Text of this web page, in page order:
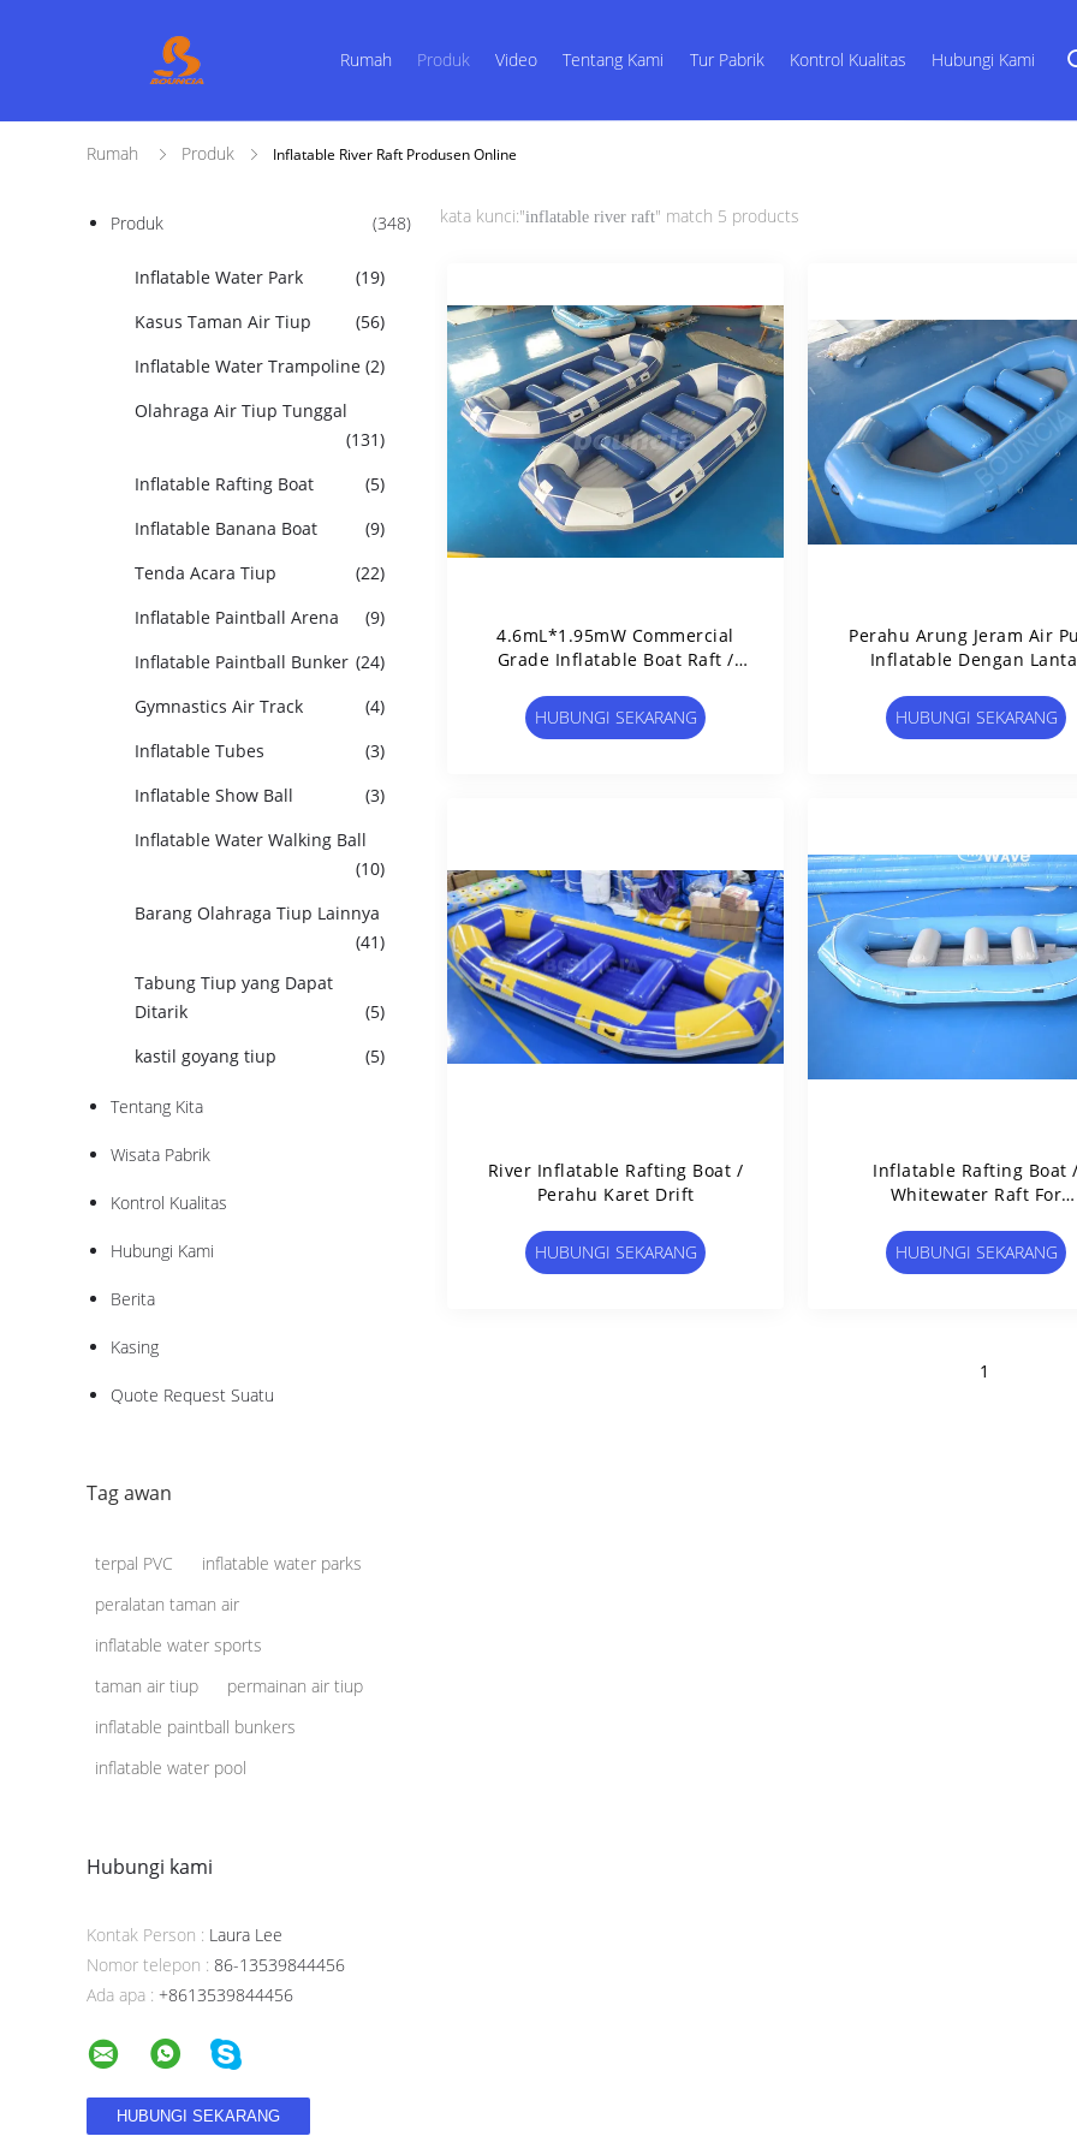
Rumah Produk Video Tentang Kami Tur Pabrik Kontrol Kualitas Hubungi Kami
Rumah Produk Inflatable River Raft Produsen Online
Produk (348)
Inflatable Water Park
(19)
Kasus Taman Air Tiup
(56)
Inflatable Water Trampoline (2)
Olahraga Air Tiup Tunggal
(131)
Inflatable Rafting Boat
(5)
Inflatable Banana Boat
(9)
Tenda Acara Tiup
(22)
Inflatable Paintball Arena
(9)
Inflatable Paintball Bunker (24)
Gymnastics Air Track
(4)
Inflatable Tubes
(3)
Inflatable Show Ball
(3)
Inflatable Water Walking Ball
(10)
Barang Olahraga Tiup Lainnya
(41)
Tabung Tiup yang Dapat
Ditarik
(5)
kastil goyang tiup
(5)
Tentang Kita
Wisata Pabrik
Kontrol Kualitas
Hubungi Kami
Berita
Kasing
Quote Request Suatu
Tag awan
terpal PVC
inflatable water parks
peralatan taman air
inflatable water sports
taman air tiup
permainan air tiup
inflatable paintball bunkers
inflatable water pool
Hubungi kami
Kontak Person : Laura Lee
Nomor telepon : 86-13539844456
Ada apa : +8613539844456
kata kunci:"inflatable river raft" match 5 products
4.6mL*1.95mW Commercial
Grade Inflatable Boat Raft /
HUBUNGI SEKARANG
Perahu Arung Jeram Air
Inflatable Dengan
HUBUNGI SEKARANG
River Inflatable Rafting Boat /
Perahu Karet Drift
HUBUNGI SEKARANG
Inflatable Rafting Boat
Whitewater Raft For
HUBUNGI SEKARANG
1